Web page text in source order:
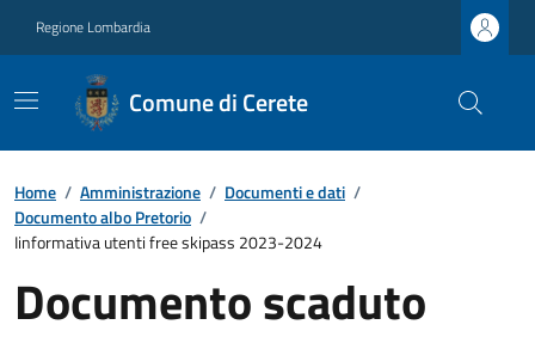
Regione Lombardia
Comune di Cerete
Home / Amministrazione / Documenti e dati /
Documento albo Pretorio /
Iinformativa utenti free skipass 2023-2024
Documento scaduto